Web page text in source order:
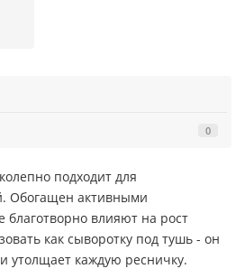
0
подходит для
Обогащен активными
благотворно влияют на рост
как сыворотку под тушь - он
утолщает каждую ресничку.